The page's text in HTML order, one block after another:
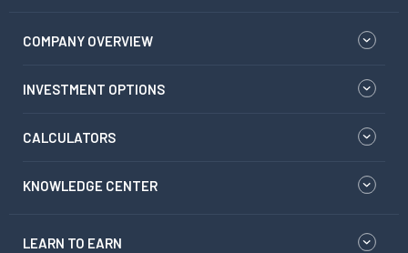
COMPANY OVERVIEW
INVESTMENT OPTIONS
CALCULATORS
KNOWLEDGE CENTER
LEARN TO EARN